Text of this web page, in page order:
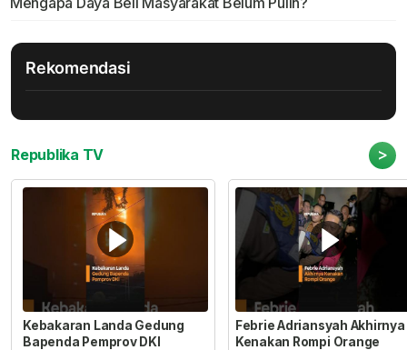
Rekomendasi
Republika TV >
Kebakaran Landa Gedung
Bapenda Pemprov DKI
Febrie Adriansyah Akhirnya
Kenakan Rompi Orange